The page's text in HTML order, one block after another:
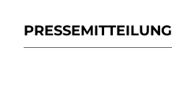
PRESSE­MITTEILUNG